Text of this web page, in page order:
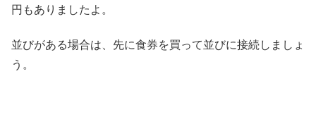
円もありましたよ。
並びがある場合は、先に食券を買って並びに接続しましょ
う。